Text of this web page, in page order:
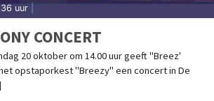
uur
CONCERT
20 oktober om 14.00 uur geeft "Breez'
opstaporkest "Breezy" een concert in De